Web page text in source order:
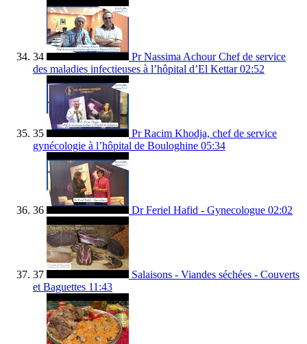
34
Pr Nassima Achour Chef de service
des maladies infectieuses à l’hôpital d’El Kettar 02:52
35
Pr Racim Khodja, chef de service
gynécologie à l’hôpital de Bouloghine 05:34
36 Dr Feriel Hafid - Gynecologue 02:02
37
Salaisons - Viandes séchées - Couverts
et Baguettes 11:43